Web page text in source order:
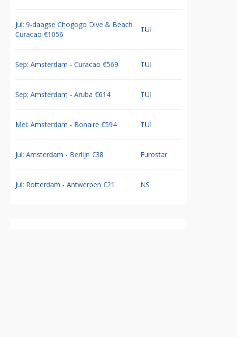
Jul: 9-daagse Chogogo Dive & Beach
Curacao €1056
TUI
Sep: Amsterdam - Curacao €569 TUI
Sep: Amsterdam - Aruba €614 TUI
Mei: Amsterdam - Bonaire €594 TUI
Jul: Amsterdam - Berlijn €38 Eurostar
Jul: Rotterdam - Antwerpen €21 NS